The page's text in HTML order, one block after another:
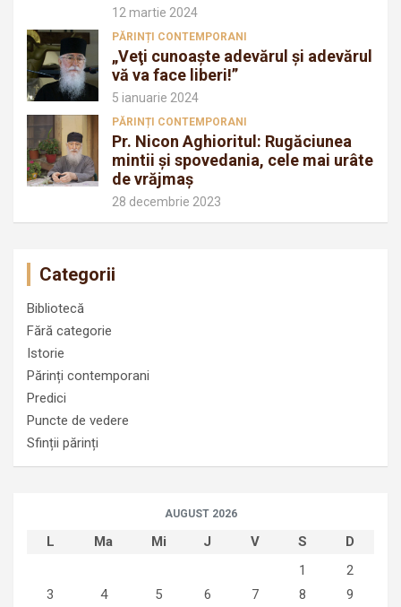
12 martie 2024
PĂRINȚI CONTEMPORANI
„Veţi cunoaşte adevărul şi adevărul
vă va face liberi!”
5 ianuarie 2024
PĂRINȚI CONTEMPORANI
Pr. Nicon Aghioritul: Rugăciunea
mintii și spovedania, cele mai urâte
de vrăjmaș
28 decembrie 2023
Categorii
Bibliotecă
Fără categorie
Istorie
Părinți contemporani
Predici
Puncte de vedere
Sfinții părinți
AUGUST 2026
L Ma Mi J V S
D
1
2
3
4 5 6 7 8
9